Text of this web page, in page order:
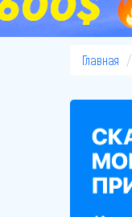
Главная